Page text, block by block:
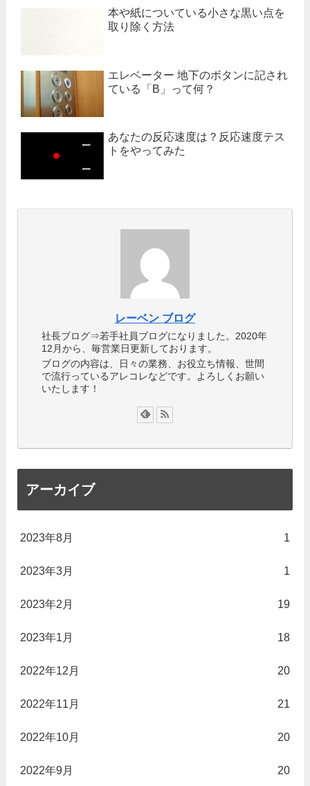
本や紙についている小さな黒い点を
取り除く方法
エレベーター 地下のボタンに記され
ている「B」って何？
あなたの反応速度は？反応速度テス
トをやってみた
レーベン ブログ
社長ブログ⇒若手社員ブログになりました。2020年
12月から、毎営業日更新しております。
ブログの内容は、日々の業務、お役立ち情報、世間
で流行っているアレコレなどです。よろしくお願い
いたします！
アーカイブ
2023年8月 1
2023年3月 1
2023年2月 19
2023年1月 18
2022年12月 20
2022年11月 21
2022年10月 20
2022年9月 20